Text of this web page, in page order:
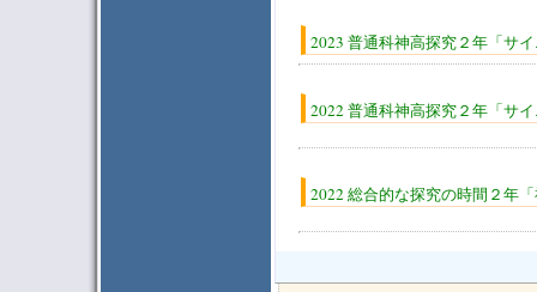
2023 普通科神高探究２年「サ
2022 普通科神高探究２年「サ
2022 総合的な探究の時間２年